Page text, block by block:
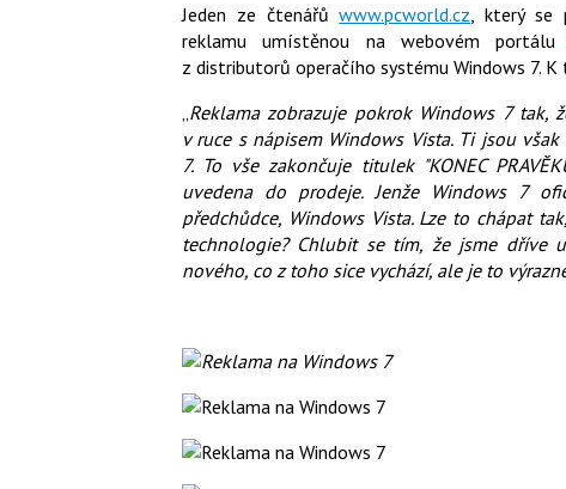
Jeden ze čtenářůwww.pcworld.cz , který se
reklamu umístěnou na webovém portálu
z distributorů operačího systému Windows 7.
Reklama zobrazuje pokrok Windows 7
v ruce s nápisem Windows Vista. Ti jsou
7. To vše zakončuje titulek "KONEC
uvedena do prodeje. Jenže Windows 7
předchůdce, Windows Vista. Lze to chápat
technologie? Chlubit se tím, že jsme dříve
nového, co z toho sice vychází, ale je to